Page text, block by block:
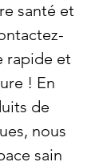
santé et
rapide et
! En
de
nous
sain